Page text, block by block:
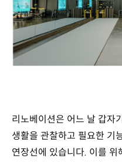
리노베이션은 어느 날 갑자
생활을 관찰하고 필요한 기
연장선에 있습니다. 이를